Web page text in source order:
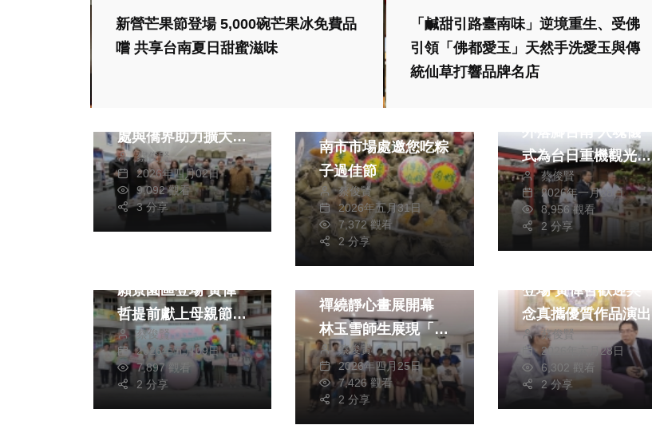
新營芒果節登場 5,000碗芒果冰免費品
嚐 共享台南夏日甜蜜滋味
「鹹甜引路臺南味」逆境重生、受佛
引領「佛都愛玉」天然手洗愛玉與傳
統仙草打響品牌名店
農業 綜合新聞
處與僑界助力擴大市
場 蔡俊賢
2026年四月02日
9,092 觀看
3 分享
農業
南市市場處邀您吃粽
子過佳節
蔡俊賢
2026年五月31日
7,372 觀看
2 分享
宗教 綜合新聞
健康
外落腳台南 入魂儀
式為台日重機觀光開
啟新篇章
蔡俊賢
2026年一月28日
8,956 觀看
2 分享
社會 綜合新聞
健康
願景園區登場 黃偉
哲提前獻上母親節祝
福
蔡俊賢
2026年五月09日
7,897 觀看
2 分享
綜合新聞 健康
禪繞靜心畫展開幕
林玉雪師生展現「禪
繞之美」
蔡俊賢
2026年四月25日
7,426 觀看
2 分享
綜合新聞 健康
登場 黃偉哲歡迎吳
念真攜優質作品演出
蔡俊賢
2026年六月28日
6,302 觀看
2 分享